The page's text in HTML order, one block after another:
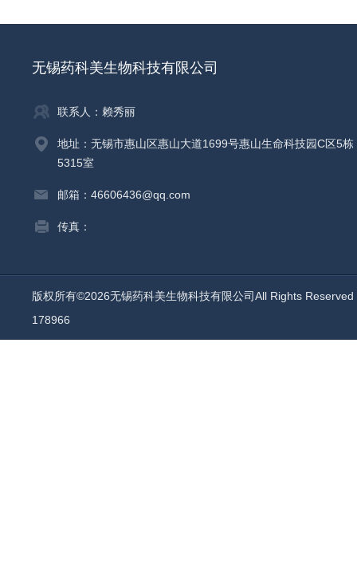
无锡药科美生物科技有限公司
联系人：赖秀丽
地址：无锡市惠山区惠山大道1699号惠山生命科技园C区5栋
5315室
邮箱：46606436@qq.com
传真：
版权所有©2026无锡药科美生物科技有限公司All Rights
178966